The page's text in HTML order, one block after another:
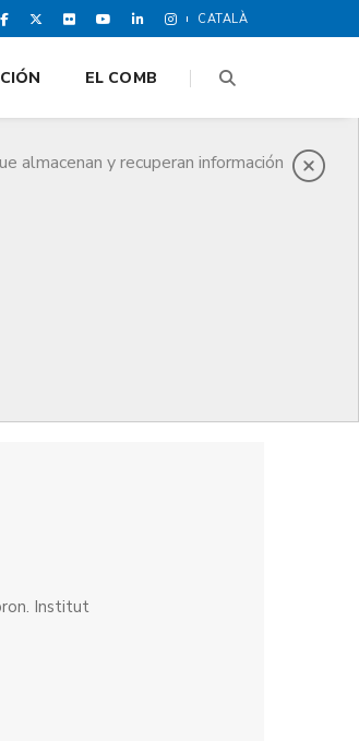
CATALÀ
almacenan y recuperan información
EL COMB
Institut